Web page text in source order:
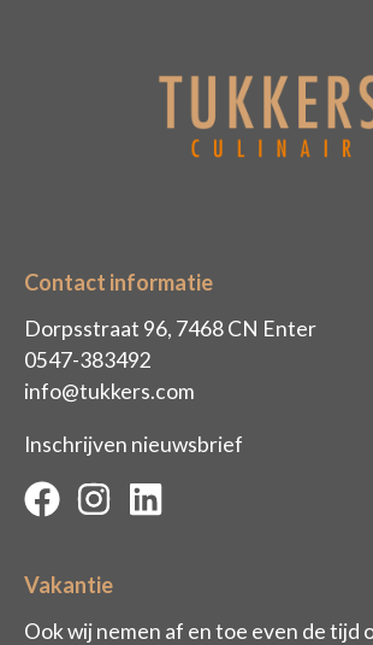
Contact informatie
Dorpsstraat 96, 7468 CN Enter
0547-383492
info@tukkers.com
Inschrijven nieuwsbrief
Vakantie
Ook wij nemen af en toe even de tijd